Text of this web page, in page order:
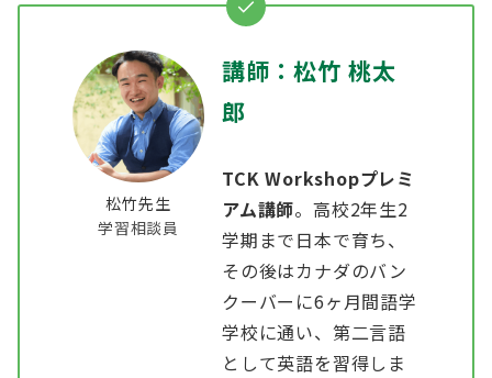
松竹先生
学習相談員
講師：松竹 桃太
郎
TCK Workshopプレミ
アム講師。高校2年生2
学期まで日本で育ち、
その後はカナダのバン
クーバーに6ヶ月間語学
学校に通い、第二言語
として英語を習得しま